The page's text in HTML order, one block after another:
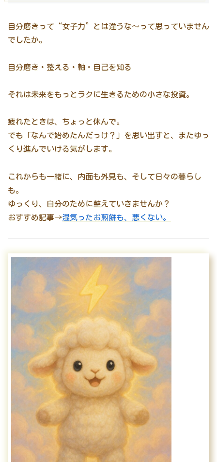
自分磨きって“女子力”とは違うな〜って思っていません
でしたか。
自分磨き・整える・軸・自己を知る
それは未来をもっとラクに生きるための小さな投資。
疲れたときは、ちょっと休んで。
でも「なんで始めたんだっけ？」を思い出すと、またゆっ
くり進んでいける気がします。
これからも一緒に、内面も外見も、そして日々の暮らし
も。
ゆっくり、自分のために整えていきませんか？
おすすめ記事→湿気ったお煎餅も、悪くない。